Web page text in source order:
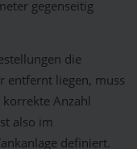
gegenseitig
die
entfernt liegen, muss
Anzahl
also im
definiert.